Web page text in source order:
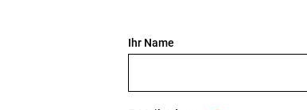
Ihr Name